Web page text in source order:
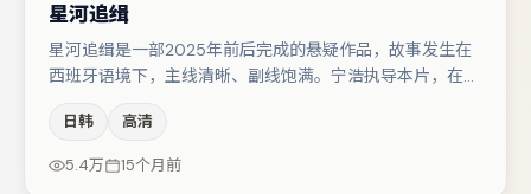
星河追缉
星河追缉是一部2025年前后完成的悬疑作品，故事发生在
西班牙语境下，主线清晰、副线饱满。宁浩执导本片，在场
河正宇与于和伟的对手戏构成全片情感锚点，赵丽颖则以细
节塑造推动谜题层层揭开。若你偏爱强类型与清晰主线，这
日韩 高清
5.4万 15个月前